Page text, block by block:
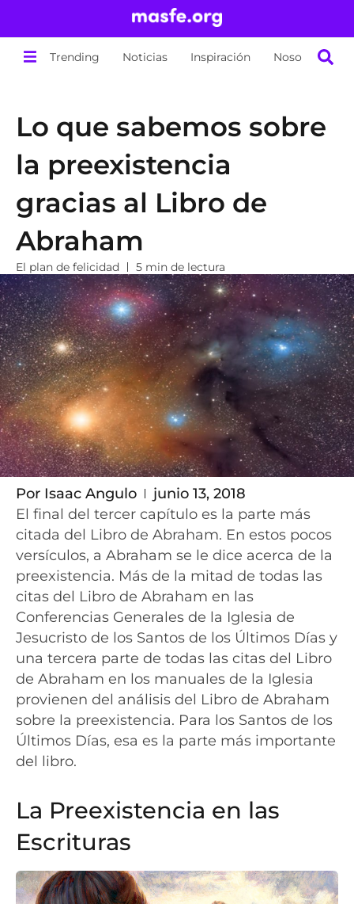
Trending Noticias Inspiración Nosotros
Lo que sabemos sobre
la preexistencia
gracias al Libro de
Abraham
El plan de felicidad 5 min de lectura
Por Isaac Angulo
junio 13, 2018
El final del tercer capítulo es la parte más
citada del Libro de Abraham. En estos pocos
versículos, a Abraham se le dice acerca de la
preexistencia. Más de la mitad de todas las
citas del Libro de Abraham en las
Conferencias Generales de la Iglesia de
Jesucristo de los Santos de los Últimos Días y
una tercera parte de todas las citas del Libro
de Abraham en los manuales de la Iglesia
provienen del análisis del Libro de Abraham
sobre la preexistencia. Para los Santos de los
Últimos Días, esa es la parte más importante
del libro.
La Preexistencia en las
Escrituras